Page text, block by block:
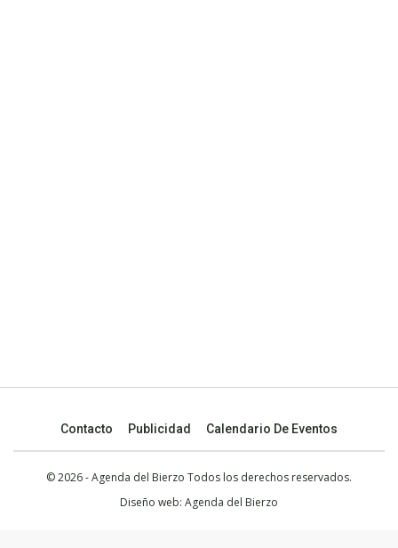
Contacto Publicidad Calendario De Eventos
© 2026 - Agenda del Bierzo Todos los derechos reservados.
Diseño web: Agenda del Bierzo